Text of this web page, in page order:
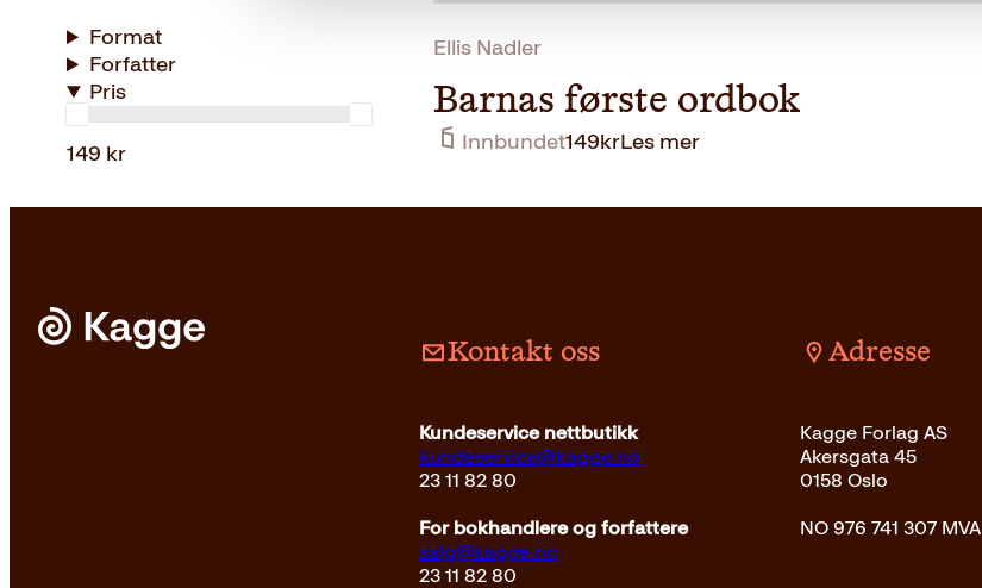
Format
Forfatter
Pris
149 kr
Ellis Nadler
Barnas første ordbok
Innbundet149krLes mer
Kontakt oss
Kundeservice nettbutikk
kundeservice@kagge.no
23 11 82 80
For bokhandlere og forfattere
salg@kagge.no
23 11 82 80
Adresse
Kagge Forlag AS
Akersgata 45
0158 Oslo
NO 976 741 307 MVA